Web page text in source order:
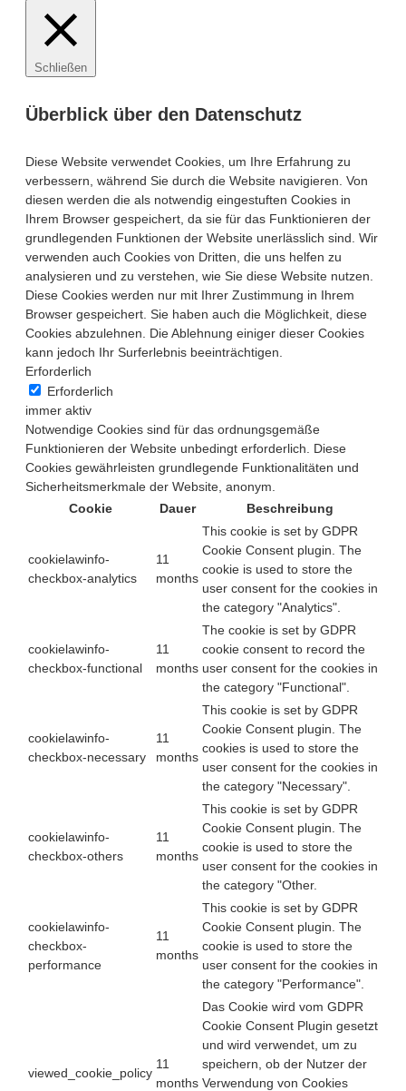
Schließen
Überblick über den Datenschutz
Diese Website verwendet Cookies, um Ihre Erfahrung zu
verbessern, während Sie durch die Website navigieren. Von
diesen werden die als notwendig eingestuften Cookies in
Ihrem Browser gespeichert, da sie für das Funktionieren der
grundlegenden Funktionen der Website unerlässlich sind. Wir
verwenden auch Cookies von Dritten, die uns helfen zu
analysieren und zu verstehen, wie Sie diese Website nutzen.
Diese Cookies werden nur mit Ihrer Zustimmung in Ihrem
Browser gespeichert. Sie haben auch die Möglichkeit, diese
Cookies abzulehnen. Die Ablehnung einiger dieser Cookies
kann jedoch Ihr Surferlebnis beeinträchtigen.
Erforderlich
Erforderlich
immer aktiv
Notwendige Cookies sind für das ordnungsgemäße
Funktionieren der Website unbedingt erforderlich. Diese
Cookies gewährleisten grundlegende Funktionalitäten und
Sicherheitsmerkmale der Website, anonym.
Cookie
Dauer Beschreibung
cookielawinfo-
checkbox-analytics
11
months
This cookie is set by GDPR
Cookie Consent plugin. The
cookie is used to store the
user consent for the cookies in
the category "Analytics".
cookielawinfo-
checkbox-functional
11
months
The cookie is set by GDPR
cookie consent to record the
user consent for the cookies in
the category "Functional".
cookielawinfo-
checkbox-necessary
11
months
This cookie is set by GDPR
Cookie Consent plugin. The
cookies is used to store the
user consent for the cookies in
the category "Necessary".
cookielawinfo-
checkbox-others
11
months
This cookie is set by GDPR
Cookie Consent plugin. The
cookie is used to store the
user consent for the cookies in
the category "Other.
cookielawinfo-
checkbox-
performance
11
months
This cookie is set by GDPR
Cookie Consent plugin. The
cookie is used to store the
user consent for the cookies in
the category "Performance".
viewed_cookie_policy
11
months
Das Cookie wird vom GDPR
Cookie Consent Plugin gesetzt
und wird verwendet, um zu
speichern, ob der Nutzer der
Verwendung von Cookies